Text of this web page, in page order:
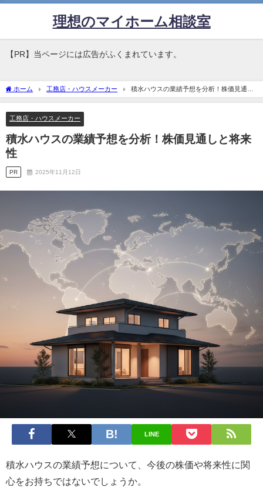
理想のマイホーム相談室
【PR】当ページには広告がふくまれています。
ホーム 工務店・ハウスメーカー
積水ハウスの業績予想を分析！株価見通し
と将来性
工務店・ハウスメーカー
積水ハウスの業績予想を分析！株価見通しと将来
性
PR 2025年11月12日
LINE
積水ハウスの業績予想について、今後の株価や将来性に関
心をお持ちではないでしょうか。